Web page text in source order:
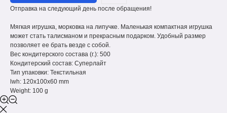
Отправка на следующий день после обращения!
Мягкая игрушка, морковка на липучке. Маленькая компактная игрушка
может стать талисманом и прекрасным подарком. Удобный размер
позволяет ее брать везде с собой.
Вес кондитерского состава (г.): 500
Кондитерский состав: Суперлайт
Тип упаковки: Текстильная
lwh: 120x100x60 mm
Weight: 100 g